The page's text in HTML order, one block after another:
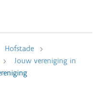
Hofstade
Jouw vereniging in